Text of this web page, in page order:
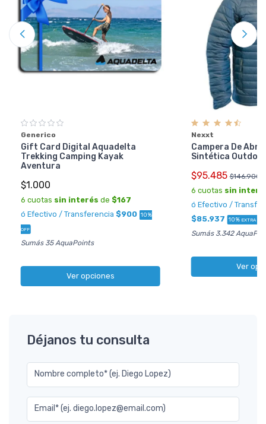
Generico
Gift Card Digital Aquadelta
Trekking Camping Kayak
Aventura
$1.000
6 cuotas sin interés de $167
ó Efectivo / Transferencia $900 10%
OFF
Sumás 35 AquaPoints
Ver opciones
Nexxt
Campera De
Sintética
$95.485 $146.900
6 cuotas sin
ó Efectivo /
$85.937 10% EXTRA OFF
Sumás 3.342
Ver
Déjanos tu consulta
Nombre completo* (ej. Diego Lopez)
Email* (ej. diego.lopez@email.com)